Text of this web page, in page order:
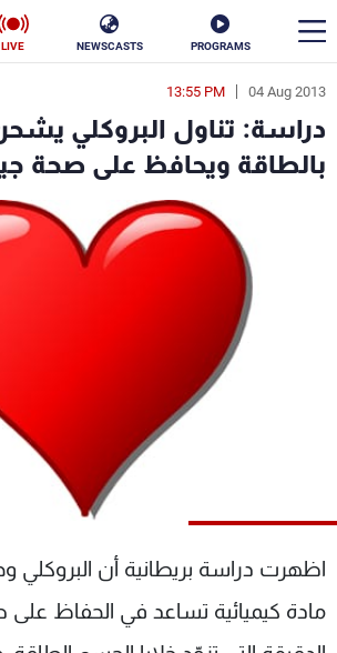
PROGRAMS
NEWSCASTS
LIVE
04 Aug 2013
13:55 PM
دراسة: تناول البروكلي
بالطاقة ويحافظ على صحة
اظهرت دراسة بريطانية أن البروكلي
مادة كيميائية تساعد في الحفاظ على
en
الأخبار
ناس
فن
كأس العالم
شاهد البرامج
عن MTV
الإنـتـاج
وظائف
تواصل معنا